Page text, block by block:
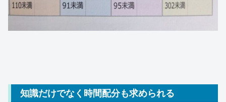
知識だけでなく時間配分も求められる